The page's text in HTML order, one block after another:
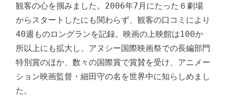
観客の心を掴みました。2006年7月にたった６劇場
からスタートしたにも関わらず、観客の口コミにより
40週ものロングランを記録。映画の上映館は100か
所以上にも拡大し、アヌシー国際映画祭での長編部門
特別賞のほか、数々の国際賞で賞賛を受け、アニメー
ション映画監督・細田守の名を世界中に知らしめまし
た。